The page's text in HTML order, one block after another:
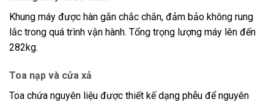
Khung máy được hàn gắn chắc chắn, đảm bảo không rung
lắc trong quá trình vận hành. Tổng trọng lượng máy lên đến
282kg.
Toa nạp và cửa xả
Toa chứa nguyên liệu được thiết kế dạng phễu để nguyên